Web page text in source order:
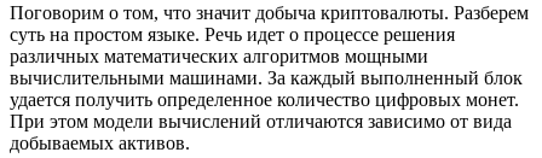
Поговорим о том, что значит добыча криптовалюты. Разберем
суть на простом языке. Речь идет о процессе решения
различных математических алгоритмов мощными
вычислительными машинами. За каждый выполненный блок
удается получить определенное количество цифровых монет.
При этом модели вычислений отличаются зависимо от вида
добываемых активов.